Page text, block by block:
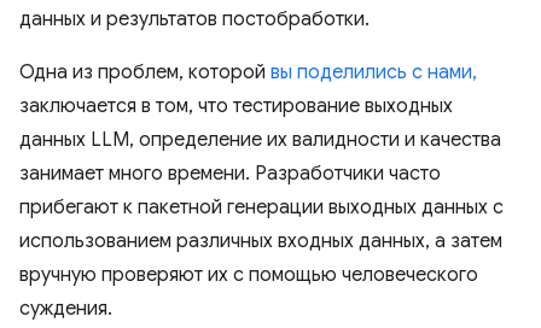
данных и результатов постобработки.
Одна из проблем, которой вы поделились с нами,
заключается в том, что тестирование выходных
данных LLM, определение их валидности и качества
занимает много времени. Разработчики часто
прибегают к пакетной генерации выходных данных с
использованием различных входных данных, а затем
вручную проверяют их с помощью человеческого
суждения.